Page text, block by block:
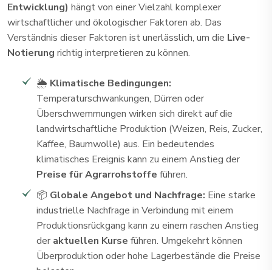
Entwicklung) hängt von einer Vielzahl komplexer
wirtschaftlicher und ökologischer Faktoren ab. Das
Verständnis dieser Faktoren ist unerlässlich, um die Live-
Notierung richtig interpretieren zu können.
🌦️ Klimatische Bedingungen:
Temperaturschwankungen, Dürren oder
Überschwemmungen wirken sich direkt auf die
landwirtschaftliche Produktion (Weizen, Reis, Zucker,
Kaffee, Baumwolle) aus. Ein bedeutendes
klimatisches Ereignis kann zu einem Anstieg der
Preise für Agrarrohstoffe führen.
📦 Globale Angebot und Nachfrage: Eine starke
industrielle Nachfrage in Verbindung mit einem
Produktionsrückgang kann zu einem raschen Anstieg
der aktuellen Kurse führen. Umgekehrt können
Überproduktion oder hohe Lagerbestände die Preise